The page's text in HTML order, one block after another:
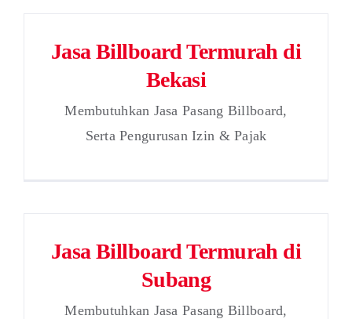
Jasa Billboard Termurah di
Bekasi
Membutuhkan Jasa Pasang Billboard,
Serta Pengurusan Izin & Pajak
Jasa Billboard Termurah di
Subang
Membutuhkan Jasa Pasang Billboard,